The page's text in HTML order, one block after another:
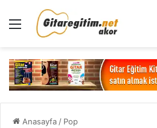
Menü
Anasayfa / Pop